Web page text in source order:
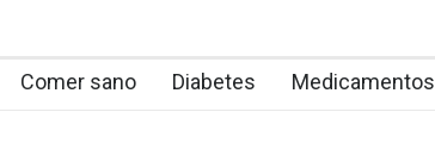
Comer sano Diabetes Medicamentos